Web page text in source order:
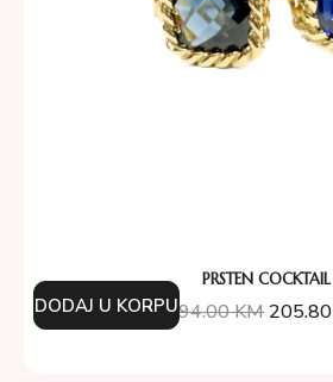
PRSTEN COCKTAIL
294.00KM 205.80
DODAJ U KORPU